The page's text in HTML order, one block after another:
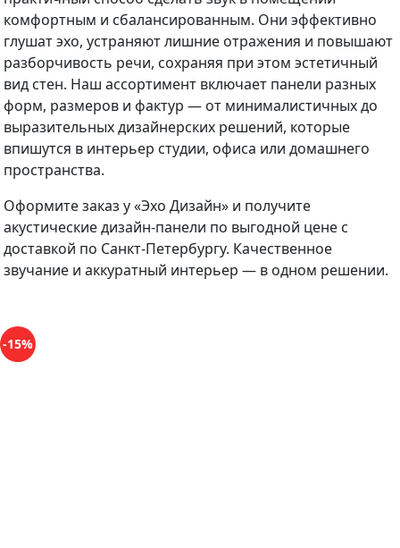
комфортным и сбалансированным. Они эффективно
глушат эхо, устраняют лишние отражения и повышают
разборчивость речи, сохраняя при этом эстетичный
вид стен. Наш ассортимент включает панели разных
форм, размеров и фактур — от минималистичных до
выразительных дизайнерских решений, которые
впишутся в интерьер студии, офиса или домашнего
пространства.
Оформите заказ у «Эхо Дизайн» и получите
акустические дизайн-панели по выгодной цене с
доставкой по Санкт-Петербургу. Качественное
звучание и аккуратный интерьер — в одном решении.
-15%